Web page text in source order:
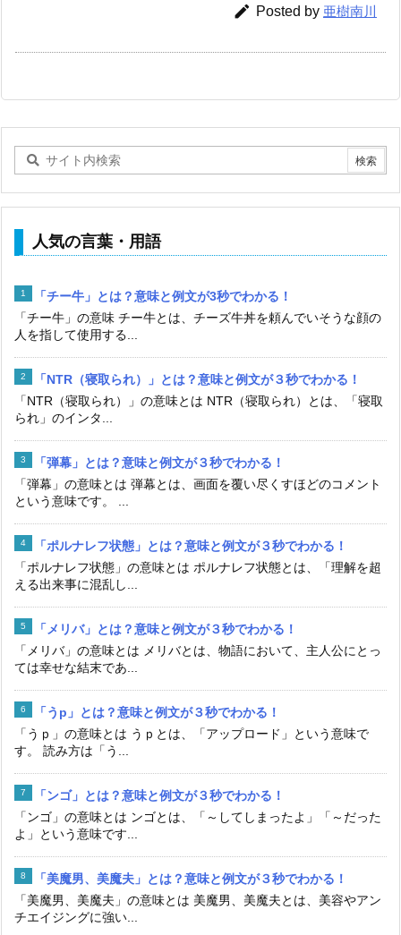
 Posted by 亜樹南川
人気の言葉・用語
「チー牛」とは？意味と例文が3秒でわかる！
「チー牛」の意味 チー牛とは、チーズ牛丼を頼んでいそうな顔の
人を指して使用する...
「NTR（寝取られ）」とは？意味と例文が３秒でわかる！
「NTR（寝取られ）」の意味とは NTR（寝取られ）とは、「寝取
られ」のインタ...
「弾幕」とは？意味と例文が３秒でわかる！
「弾幕」の意味とは 弾幕とは、画面を覆い尽くすほどのコメント
という意味です。 ...
「ポルナレフ状態」とは？意味と例文が３秒でわかる！
「ポルナレフ状態」の意味とは ポルナレフ状態とは、「理解を超
える出来事に混乱し...
「メリバ」とは？意味と例文が３秒でわかる！
「メリバ」の意味とは メリバとは、物語において、主人公にとっ
ては幸せな結末であ...
「うp」とは？意味と例文が３秒でわかる！
「うｐ」の意味とは うｐとは、「アップロード」という意味で
す。 読み方は「う...
「ンゴ」とは？意味と例文が３秒でわかる！
「ンゴ」の意味とは ンゴとは、「～してしまったよ」「～だった
よ」という意味です...
「美魔男、美魔夫」とは？意味と例文が３秒でわかる！
「美魔男、美魔夫」の意味とは 美魔男、美魔夫とは、美容やアン
チエイジングに強い...